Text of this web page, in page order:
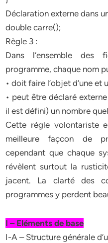
Déclaration externe dans
double carre();
Règle 3 :
Dans l’ensemble des
programme, chaque nom
• doit faire l’objet d’une et
• peut être déclaré
il est défini) un nombre
Cette règle volontariste
meilleure façcon de
cependant que chaque
révèlent surtout la
jacent. La clarté des
programmes y perdent
I – Eléments de base
I-A – Structure générale